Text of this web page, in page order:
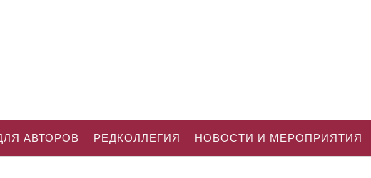
АВТОРОВ РЕДКОЛЛЕГИЯ НОВОСТИ И МЕРОПРИЯТИЯ